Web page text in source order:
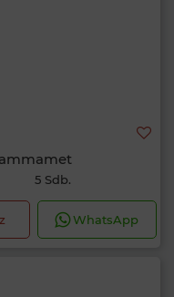
5 Sdb.
WhatsApp